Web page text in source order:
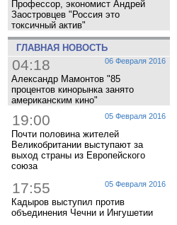
Профессор, экономист Андрей
Заостровцев "Россия это
токсичный актив"
ГЛАВНАЯ НОВОСТЬ
06 Февраля 2016
04:18
Александр Мамонтов "85
процентов кинорынка занято
американским кино"
05 Февраля 2016
19:00
Почти половина жителей
Великобритании выступают за
выход страны из Европейского
союза
05 Февраля 2016
17:55
Кадыров выступил против
объединения Чечни и Ингушетии